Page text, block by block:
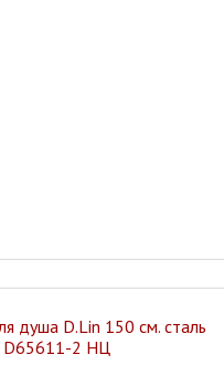
душа D.Lin 150 см. сталь
D65611-2 НЦ